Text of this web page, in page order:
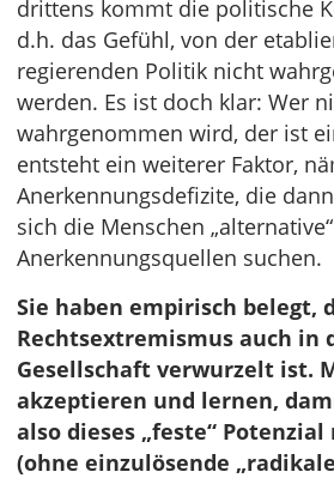
drittens kommt die politische
d.h. das Gefühl, von der
regierenden Politik nicht
werden. Es ist doch klar: Wer
wahrgenommen wird, der ist
entsteht ein weiterer Faktor,
Anerkennungsdefizite, die
sich die Menschen „alternative“
Anerkennungsquellen suchen.
Sie haben empirisch belegt,
Rechtsextremismus auch in
Gesellschaft verwurzelt ist.
akzeptieren und lernen,
also dieses „feste“
(ohne einzulösende